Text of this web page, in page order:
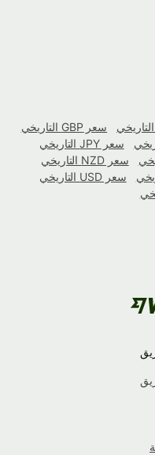
سعر GBP التاريخي
سعر JPY التاريخي
سعر NZD التاريخي
سعر USD التاريخي